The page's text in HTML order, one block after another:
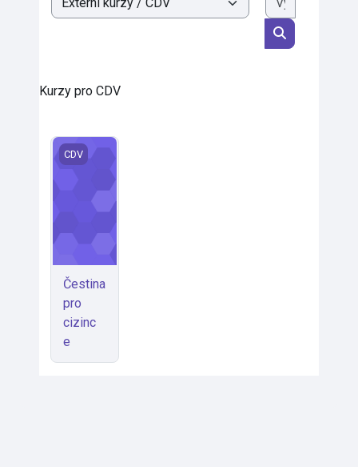
Kategorie kurzů
Vyhledat
Kurzy pro CDV
Čestina pro cizince
CDV
Čestina
pro
cizinc
e